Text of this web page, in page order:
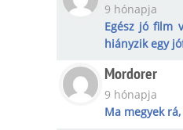
9 hónapja
Egész jó film
hiányzik egy
Mordorer
9 hónapja
Ma megyek